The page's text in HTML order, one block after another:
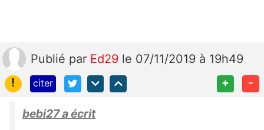
Publié par Ed29 le 07/11/2019 à 19h49
!
citer + -
bebi27 a écrit